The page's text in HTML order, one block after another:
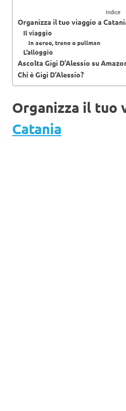
Indice
Organizza il tuo viaggio a
Il viaggio
In aereo, treno o pullman
L’alloggio
Ascolta Gigi D’Alessio su
Chi è Gigi D’Alessio?
Organizza il tuo
Catania